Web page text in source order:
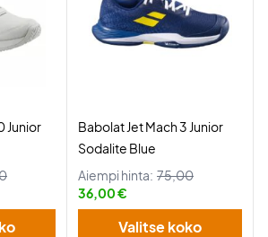
Junior
Babolat Jet Mach 3 Junior
Sodalite Blue
Aiempi hinta: 75,00
36,00 €
Valitse koko